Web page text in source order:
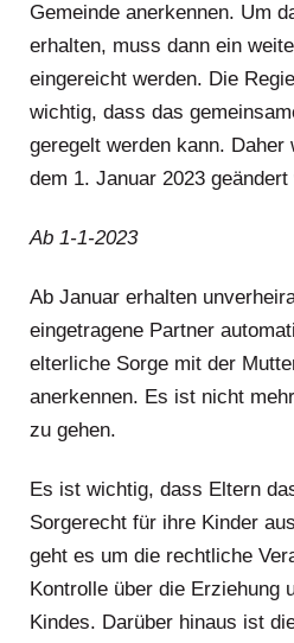
Gemeinde anerkennen. Um
erhalten, muss dann ein
eingereicht werden. Die
wichtig, dass das
geregelt werden kann.
dem 1. Januar 2023 geändert
Ab 1-1-2023
Ab Januar erhalten
eingetragene Partner
elterliche Sorge mit der
anerkennen. Es ist nicht
zu gehen.
Es ist wichtig, dass Eltern
Sorgerecht für ihre Kinder
geht es um die rechtliche
Kontrolle über die Erziehung
Kindes. Darüber hinaus ist